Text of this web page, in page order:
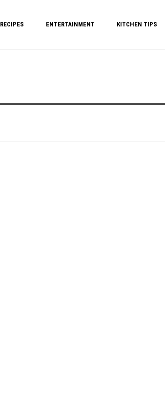
RECIPES ENTERTAINMENT KITCHEN TIPS